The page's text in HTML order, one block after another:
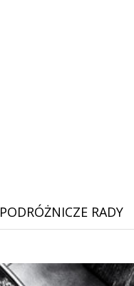
PODRÓŻNICZE RADY